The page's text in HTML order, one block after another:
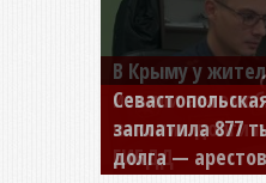
заплатила 877
долга —